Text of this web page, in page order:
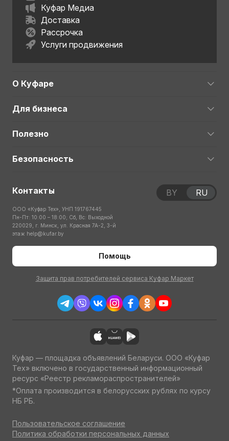
Куфар Медиа
Доставка
Рассрочка
Услуги продвижения
О Куфаре
Для бизнеса
Полезно
Безопасность
Контакты
ООО «Куфар Тех», УНП 191767445
Пн-Пт: 10:00 – 18:00; Сб, Вс: Выходной
220029, г. Минск, ул. Красная 7А-2, 3-й
этаж help@kufar.by
Помощь
Защита прав потребителей сервиса Куфар Маркет
BY RU
Куфар — площадка объявлений Беларуси. ООО «Куфар
Тех» включено в государственный информационный
ресурс «Реестр рекламораспространителей»
*Оплата производится в белорусских рублях по курсу
НБ РБ.
Пользовательское соглашение
Политика обработки персональных данных